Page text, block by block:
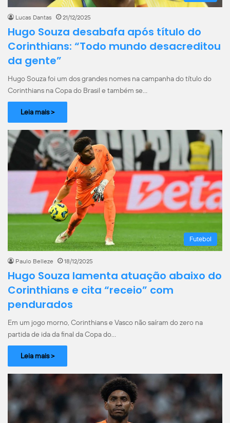
Lucas Dantas 21/12/2025
Hugo Souza desabafa após título do
Corinthians: “Todo mundo desacreditou
da gente”
Hugo Souza foi um dos grandes nomes na campanha do título do
Corinthians na Copa do Brasil e também se…
Leia mais >
Futebol
Paulo Belleze 18/12/2025
Hugo Souza lamenta atuação abaixo do
Corinthians e cita “receio” com
pendurados
Em um jogo morno, Corinthians e Vasco não saíram do zero na
partida de ida da final da Copa do…
Leia mais >